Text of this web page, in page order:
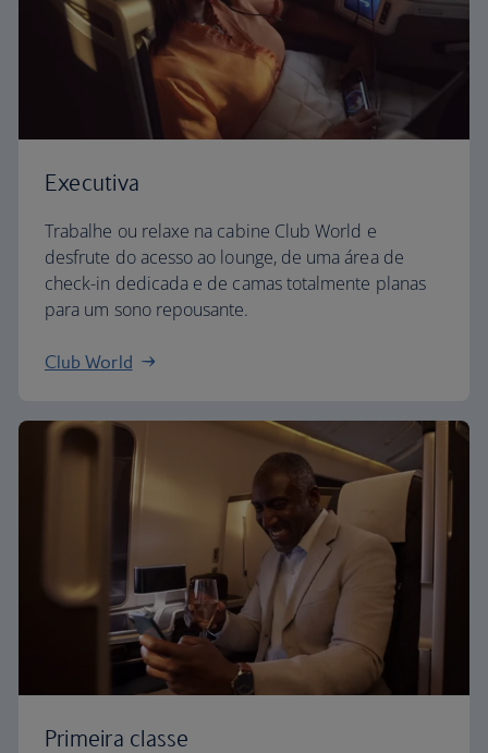
Executiva
Trabalhe ou relaxe na cabine Club World e
desfrute do acesso ao lounge, de uma área de
check-in dedicada e de camas totalmente planas
para um sono repousante.
Club World
Primeira classe